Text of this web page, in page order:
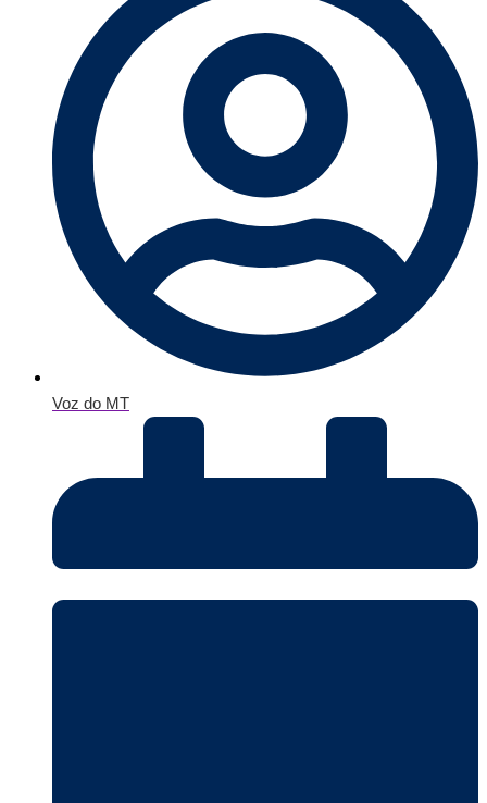
Voz do MT